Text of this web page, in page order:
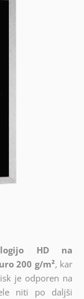
HD na
200 g/m², kar
je odporen na
niti po daljši